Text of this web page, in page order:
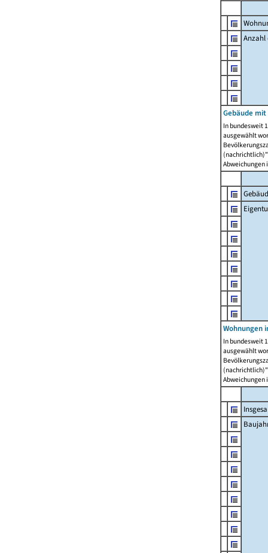
Anzahl
Gebäude
In bundesweit
ausgewählt
Abweichungen
Wohnungen
In bundesweit
ausgewählt
Abweichungen